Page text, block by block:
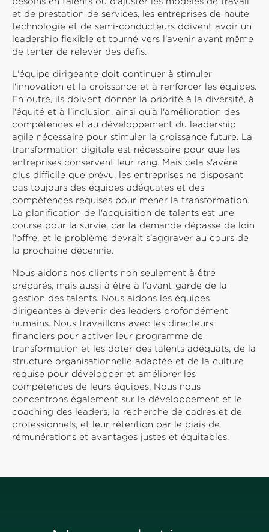
et de prestation de services, les entreprises de haute
technologie et de semi-conducteurs doivent avoir un
leadership flexible et tourné vers l'avenir avant même
de tenter de relever des défis.
L'équipe dirigeante doit continuer à stimuler
l'innovation et la croissance et à renforcer les équipes.
En outre, ils doivent donner la priorité à la diversité, à
l'équité et à l'inclusion, ainsi qu'à l'amélioration des
compétences et au développement du leadership
agile nécessaire pour stimuler la croissance future. La
transformation digitale est nécessaire pour que les
entreprises conservent leur rang. Mais cela s'avère
plus difficile que prévu, les entreprises ne disposant
pas toujours des équipes adéquates et des
compétences requises pour mener la transformation.
La planification de l'acquisition de talents est une
course pour la survie, car la demande dépasse de loin
l'offre, et le problème devrait s'aggraver au cours de
la prochaine décennie.
Nous aidons nos clients non seulement à être
préparés, mais aussi à être à l'avant-garde de la
gestion des talents. Nous aidons les équipes
dirigeantes à devenir des leaders profondément
humains. Nous travaillons avec les directeurs
financiers pour activer leur programme de
transformation et les doter des talents adéquats, de la
structure organisationnelle adaptée et de la culture
requise pour développer et améliorer les
compétences de leurs équipes. Nous nous
concentrons également sur le développement et le
coaching des leaders, la recherche de cadres et de
professionnels, et leur rétention par le biais de
rémunérations et avantages justes et équitables.